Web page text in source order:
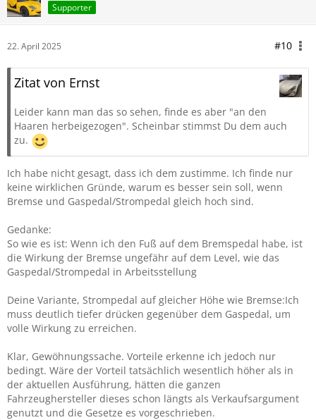
Supporter
22. April 2025 #10
Zitat von Ernst
Leider kann man das so sehen, finde es aber "an den
Haaren herbeigezogen". Scheinbar stimmst Du dem auch
zu.
Ich habe nicht gesagt, dass ich dem zustimme. Ich finde nur
keine wirklichen Gründe, warum es besser sein soll, wenn
Bremse und Gaspedal/Strompedal gleich hoch sind.
Gedanke:
So wie es ist: Wenn ich den Fuß auf dem Bremspedal habe, ist
die Wirkung der Bremse ungefähr auf dem Level, wie das
Gaspedal/Strompedal in Arbeitsstellung
Deine Variante, Strompedal auf gleicher Höhe wie Bremse:Ich
muss deutlich tiefer drücken gegenüber dem Gaspedal, um
volle Wirkung zu erreichen.
Klar, Gewöhnungssache. Vorteile erkenne ich jedoch nur
bedingt. Wäre der Vorteil tatsächlich wesentlich höher als in
der aktuellen Ausführung, hätten die ganzen
Fahrzeughersteller dieses schon längts als Verkaufsargument
genutzt und die Gesetze es vorgeschrieben.